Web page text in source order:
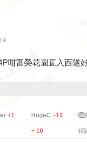
咁富榮花園直入西隧
+1 HugeC +10 理
+ 10 精